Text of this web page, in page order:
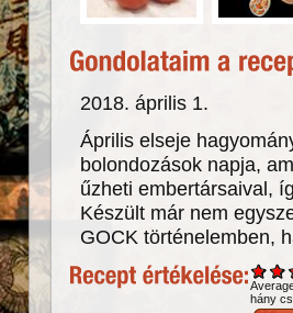
2018. április 1.
Április elseje
bolondozások napja,
űzheti embertársaival,
Készült már nem
GOCK történelemben,
hány